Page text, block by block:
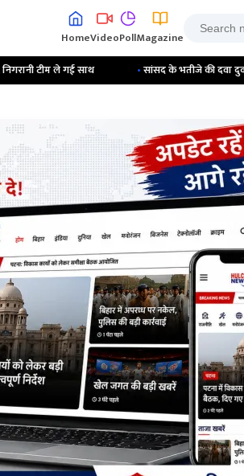
HomeVideoPollMagazine
•सांसद के भतीजे की दवा दुकान का ताला तोड़कर